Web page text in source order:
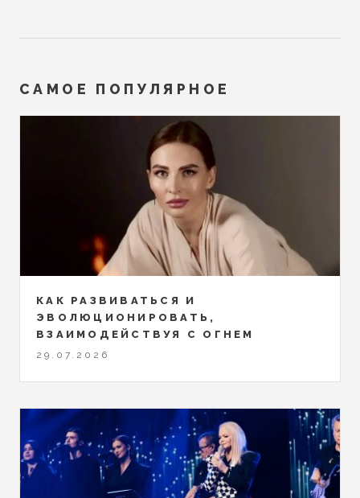
САМОЕ ПОПУЛЯРНОЕ
КАК РАЗВИВАТЬСЯ И
ЭВОЛЮЦИОНИРОВАТЬ,
ВЗАИМОДЕЙСТВУЯ С ОГНЕМ
29.07.2026